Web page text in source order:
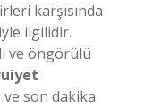
karşısında
ilgilidir.
ve öngörülü
ve son dakika